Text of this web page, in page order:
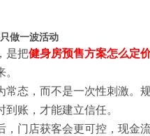
做一波活动
是把健身房预售方案怎么定
常态，而不是一次性刺激。
到账，才能建立信任。
，门店获客会更可控，现金